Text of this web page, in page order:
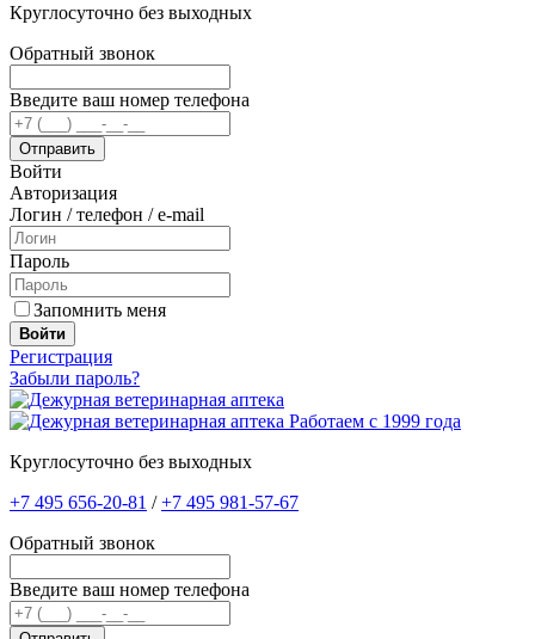
Круглосуточно без выходных
Обратный звонок
Введите ваш номер телефона
Войти
Авторизация
Логин / телефон / e-mail
Пароль
Запомнить меня
Войти
Регистрация
Забыли пароль?
Работаем с 1999 года
Круглосуточно без выходных
+7 495 656-20-81 /+7 495 981-57-67
Обратный звонок
Введите ваш номер телефона